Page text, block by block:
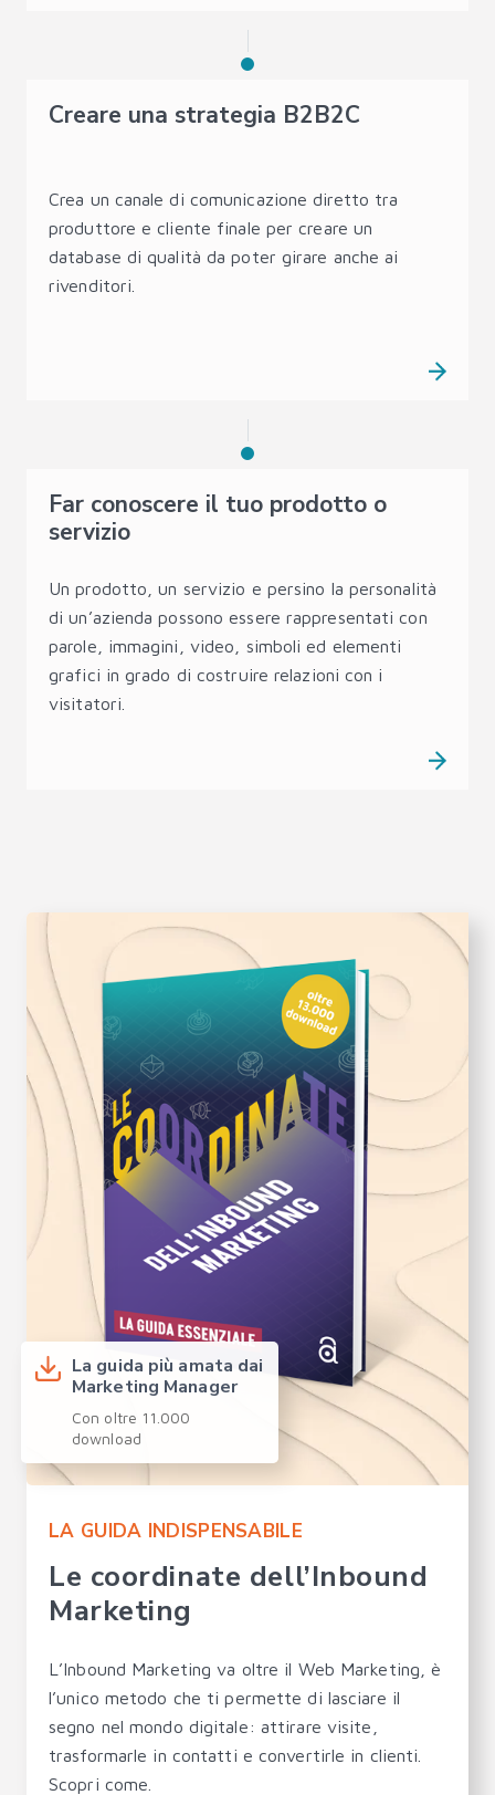
Creare una strategia B2B2C
Crea un canale di comunicazione diretto tra
produttore e cliente finale per creare un
database di qualità da poter girare anche ai
rivenditori.
Far conoscere il tuo prodotto o
servizio
Un prodotto, un servizio e persino la personalità
di un’azienda possono essere rappresentati con
parole, immagini, video, simboli ed elementi
grafici in grado di costruire relazioni con i
visitatori.
La guida più amata dai
Marketing Manager
Con oltre 11.000
download
LA GUIDA INDISPENSABILE
Le coordinate dell’Inbound
Marketing
L’Inbound Marketing va oltre il Web Marketing, è
l’unico metodo che ti permette di lasciare il
segno nel mondo digitale: attirare visite,
trasformarle in contatti e convertirle in clienti.
Scopri come.